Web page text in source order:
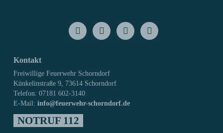
Kontakt
Freiwillige Feuerwehr Schorndorf
Künkelinstraße 9, 73614 Schorndorf
Telefon: 07181 602-3140
E-Mail:info@feuerwehr-schorndorf.de
NOTRUF 112